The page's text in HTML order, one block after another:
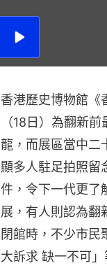
播
香港歷史博物館《
（18日）為翻新
龍，而展區當中二
顯多人駐足拍照留
件，令下一代更了
展，有人則認為翻
閉館時，不少市
大訴求 缺一不可」